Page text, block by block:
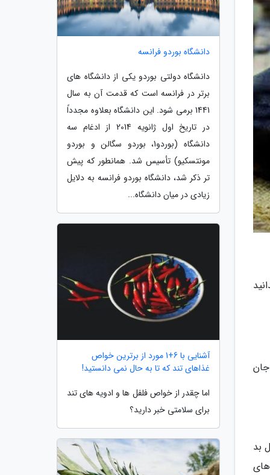
بدانید
بد
دانشگاه بوردو فرانسه
دانشگاه دولتی بوردو یکی از دانشگاه های
برتر در فرانسه است که قدمت آن به سال
1441 برمی شود. این دانشگاه بعلاوه مجدداً
در تاریخ اول ژانویه 2014 از ادغام سه
دانشگاه (بوردو1، بوردو سگالن و بوردو
مونتسکیو) تأسیس شد. همانطور که پیش
تر ذکر شد، دانشگاه بوردو فرانسه به دلایل
زیادی در میان دانشگاه...
آشنایی با 6+1 مورد از برترین خواص
غذاهای تند که تا به حال نمی دانستید!
اما چقدر از خواص فلفل ها و ادویه های تند
برای سلامتی خبر دارید؟